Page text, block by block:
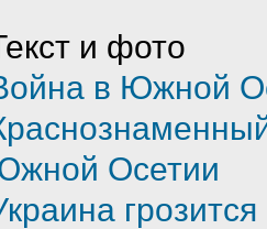
и фото
в Южной
Осетии